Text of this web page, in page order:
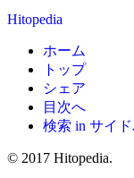
Hitopedia
ホーム
トップ
シェア
目次へ
検索 in サイ
© 2017 Hitopedia.